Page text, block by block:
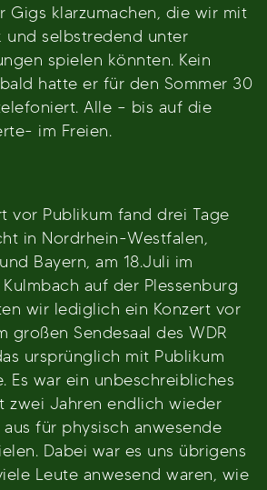
Gigs klarzumachen, die wir mit
und selbstredend unter
spielen könnten. Kein
hatte er für den Sommer 30
Alle – bis auf die
im Freien.
vor Publikum fand drei Tage
in Nordrhein-Westfalen,
Bayern, am 18.Juli im
auf der Plessenburg
wir lediglich ein Konzert vor
großen Sendesaal des WDR
ursprünglich mit Publikum
Es war ein unbeschreibliches
zwei Jahren endlich wieder
für physisch anwesende
Dabei war es uns übrigens
Leute anwesend waren, wie